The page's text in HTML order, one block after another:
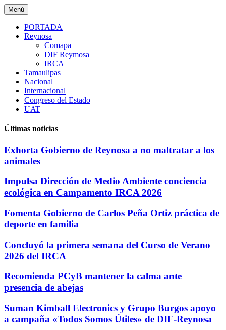
Saltar
al
contenido
Menú
PORTADA
Reynosa
Comapa
DIF Reymosa
IRCA
Tamaulipas
Nacional
Internacional
Congreso del Estado
UAT
Últimas noticias
Exhorta Gobierno de Reynosa a no maltratar a los
animales
Impulsa Dirección de Medio Ambiente conciencia
ecológica en Campamento IRCA 2026
Fomenta Gobierno de Carlos Peña Ortiz práctica de
deporte en familia
Concluyó la primera semana del Curso de Verano
2026 del IRCA
Recomienda PCyB mantener la calma ante
presencia de abejas
Suman Kimball Electronics y Grupo Burgos apoyo
a campaña «Todos Somos Útiles» de DIF-Reynosa